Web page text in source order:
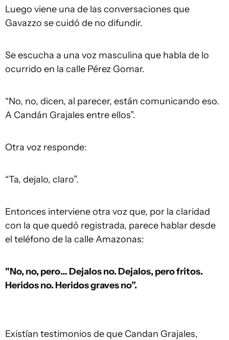
Luego viene una de las conversaciones que
Gavazzo se cuidó de no difundir.
Se escucha a una voz masculina que habla de lo
ocurrido en la calle Pérez Gomar.
“No, no, dicen, al parecer, están comunicando eso.
A Candán Grajales entre ellos”.
Otra voz responde:
“Ta, dejalo, claro”.
Entonces interviene otra voz que, por la claridad
con la que quedó registrada, parece hablar desde
el teléfono de la calle Amazonas:
"No, no, pero… Dejalos no. Dejalos, pero fritos.
Heridos no. Heridos graves no”.
Existían testimonios de que Candan Grajales,